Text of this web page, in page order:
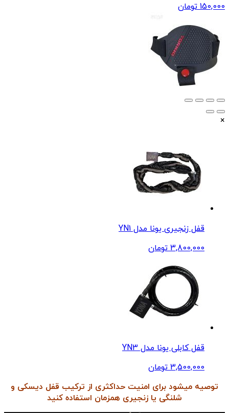
150,000 تومان
×
قفل زنجیری یونا مدل YN1
3,800,000 تومان
قفل کابلی یونا مدل YN3
3,500,000 تومان
توصیه می‎شود برای امنیت حداکثری از ترکیب قفل دیسکی و
شلنگی یا زنجیری همزمان استفاده کنید